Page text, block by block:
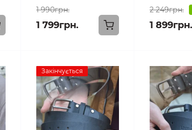
1 990грн.
1 799грн.
2 249грн.
1 899грн.
Закінчується